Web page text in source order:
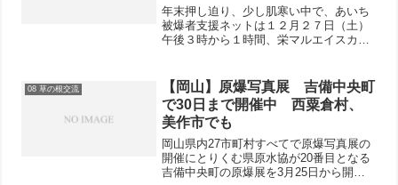
年末押し迫り、少し肌寒い中で、あいち
被爆者支援ネットは１２月２７日（土）
午後３時から１時間、栄マルエイスカイ
08 草の根交流
【岡山】原爆写真展 吉備中央町
で30日まで開催中 西粟倉村、
美作市でも
岡山県内27市町村すべてで原爆写真展の
開催にとりくむ県原水協が20番目となる
吉備中央町の原爆展を3月25日から開催